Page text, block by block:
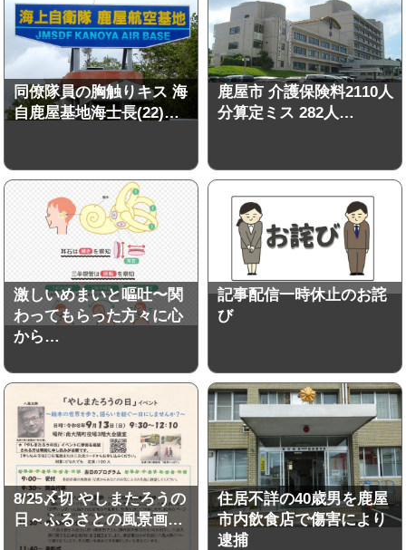
同僚隊員の胸触りキス 海
自鹿屋基地海士長(22)…
鹿屋市 介護保険料2110人
分算定ミス 282人…
激しいめまいと嘔吐〜関
わってもらった方々に心
から…
記事配信一時休止のお詫
び
8/25〆切 やしまたろうの
日～ふるさとの風景画…
住居不詳の40歳男を鹿屋
市内飲食店で傷害により
逮捕